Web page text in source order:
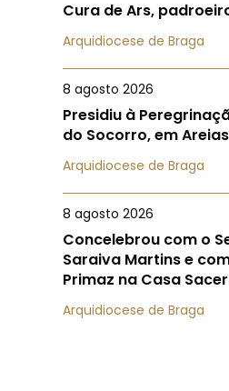
Cura de Ars,
Arquidiocese de Braga
8 agosto 2026
Presidiu à
do Socorro, em
Arquidiocese de Braga
8 agosto 2026
Concelebrou com o
Saraiva Martins e
Primaz na Casa
Arquidiocese de Braga